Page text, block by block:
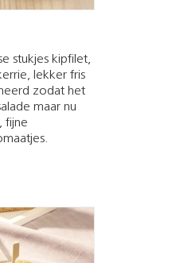
stukjes kipfilet,
lekker fris
zodat het
maar nu
fijne